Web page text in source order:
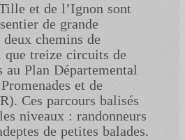
et de l’Ignon sont
de grande
chemins de
que treize circuits de
au Plan Départemental
et de
Ces parcours balisés
niveaux : randonneurs
de petites balades.